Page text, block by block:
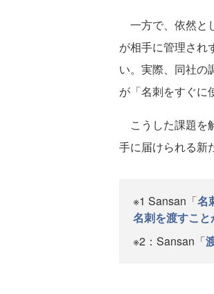
一方で、依然と
が相手に管理され
い。実際、同社の
が「名刺をすぐに
こうした課題を
手に届けられる新
※1 Sansan「名
名刺を渡すこと
※2：Sansan「